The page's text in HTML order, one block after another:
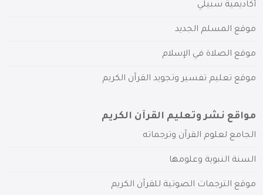
أكاديمية سبيلي
موقع المسلم الجديد
موقع الصلاة في الإسلام
موقع تعليم تفسير وتجويد القرآن الكريم
مواقع نشر وتعليم القرآن الكريم
الجامع لعلوم القرآن وترجماته
السنة النبوية وعلومها
موقع الترجمات الصوتية للقرآن الكريم